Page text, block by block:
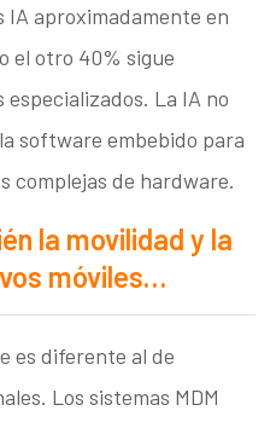
aproximadamente en
el otro 40% sigue
La IA no
software embebido para
complejas de hardware.
la movilidad y la
móviles…
es diferente al de
Los sistemas MDM